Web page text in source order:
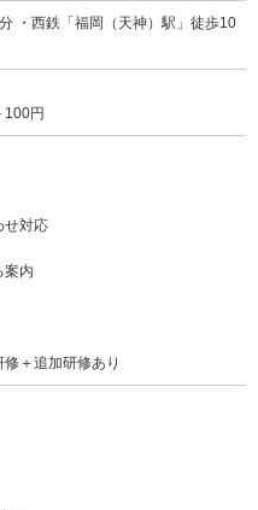
・西鉄「福岡（天神）駅」徒歩10
円
せ対応
案内
＋追加研修あり